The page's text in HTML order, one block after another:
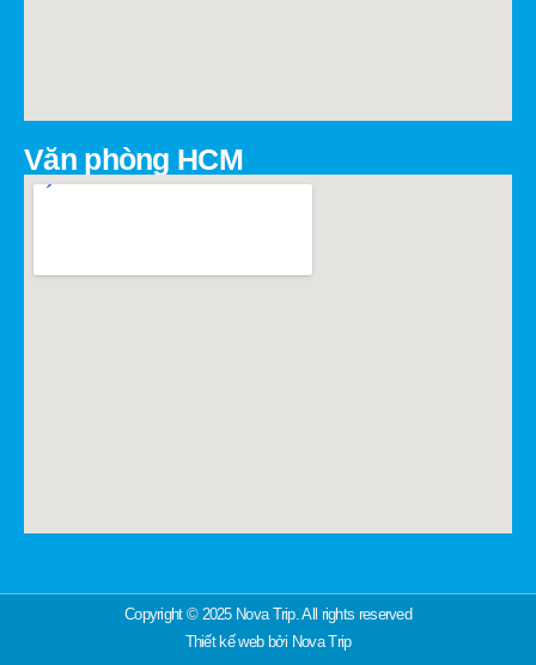
Văn phòng HCM
Copyright © 2025 Nova Trip. All rights reserved
Thiết kế webbởi Nova Trip